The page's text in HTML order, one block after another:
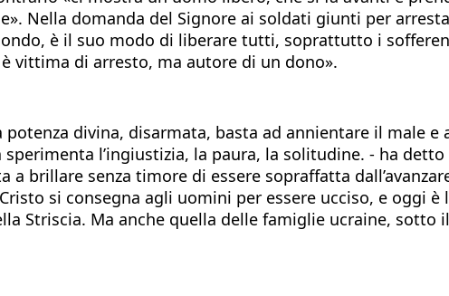
Nella domanda del Signore ai soldati giunti per
è il suo modo di liberare tutti, soprattutto i
vittima di arresto, ma autore di un dono».
divina, disarmata, basta ad annientare il male e
l’ingiustizia, la paura, la solitudine. - ha
brillare senza timore di essere sopraffatta
si consegna agli uomini per essere ucciso, e oggi
Striscia. Ma anche quella delle famiglie ucraine, sotto